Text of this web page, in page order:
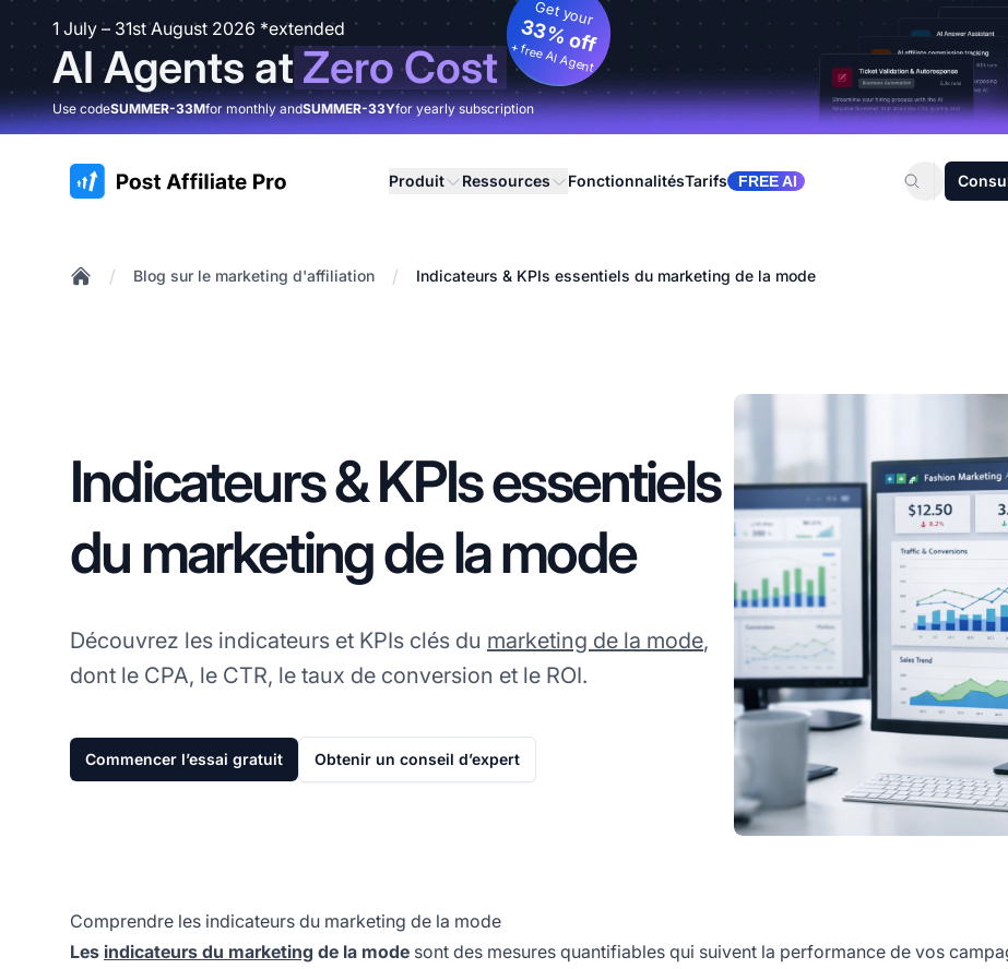
1 July – 31st August 2026 *extended
AI Agents atZero Cost
Get your
33% off
+ free AI Agent
Use codeSUMMER-33Mfor monthly andSUMMER-33Yfor yearly subscription
:site.title Produit Ressources FonctionnalitésTarifs FREE AI
/ Blog sur le marketing d'affiliation / Indicateurs & KPIs essentiels du marketing de la mode
Indicateurs & KPIs essentiels
du marketing de la mode
Découvrez les indicateurs et KPIs clés du marketing de la mode,
dont le CPA, le CTR, le taux de conversion et le ROI.
Commencer l’essai gratuit Obtenir un conseil d’expert
Comprendre les indicateurs du marketing de la mode
Les indicateurs du marketing de la mode sont des mesures quantifiables qui suivent la performance de vos